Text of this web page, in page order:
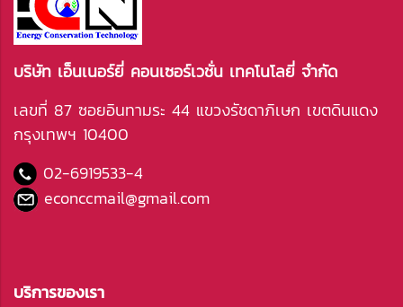
บริษัท เอ็นเนอร์ยี่ คอนเซอร์เวชั่น เทคโนโลยี่ จำกัด
เลขที่ 87 ซอยอินทามระ 44 แขวงรัชดาภิเษก เขตดินแดง
กรุงเทพฯ 10400
02-6919533-4
econccmail@gmail.com
บริการของเรา